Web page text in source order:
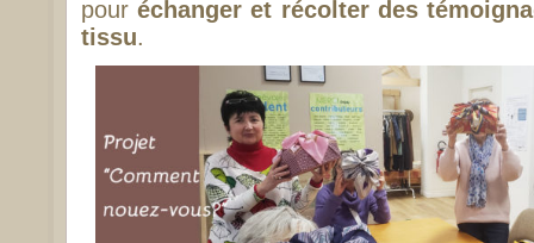
pouréchanger et récolter des
tissu.